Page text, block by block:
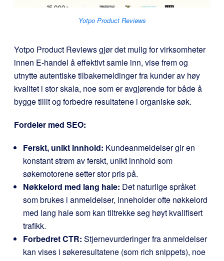
Yotpo Product Reviews
Yotpo Product Reviews gjør det mulig for virksomheter
innen E-handel å effektivt samle inn, vise frem og
utnytte autentiske tilbakemeldinger fra kunder av høy
kvalitet i stor skala, noe som er avgjørende for både å
bygge tillit og forbedre resultatene i organiske søk.
Fordeler med SEO:
Ferskt, unikt innhold: Kundeanmeldelser gir en
konstant strøm av ferskt, unikt innhold som
søkemotorene setter stor pris på.
Nøkkelord med lang hale: Det naturlige språket
som brukes i anmeldelser, inneholder ofte nøkkelord
med lang hale som kan tiltrekke seg høyt kvalifisert
trafikk.
Forbedret CTR: Stjernevurderinger fra anmeldelser
kan vises i søkeresultatene (som rich snippets), noe